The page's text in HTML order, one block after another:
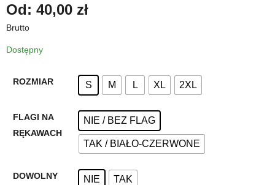
Od: 40,00 zł
Brutto
Dostępny
ROZMIAR S M L XL 2XL
FLAGI NA
RĘKAWACH
NIE / BEZ FLAG
TAK / BIAŁO-CZERWONE
DOWOLNY
NIE TAK